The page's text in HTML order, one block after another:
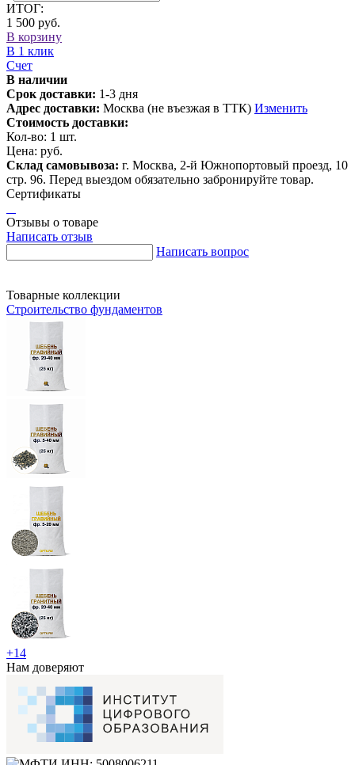
ИТОГ:
1 500 руб.
В корзину
В 1 клик
Счет
В наличии
Срок доставки: 1-3 дня
Адрес доставки: Москва (не въезжая в ТТК) Изменить
Стоимость доставки:
Кол-во: 1 шт.
Цена: руб.
Склад самовывоза: г. Москва, 2-й Южнопортовый проезд, 10
стр. 96. Перед выездом обязательно забронируйте товар.
Сертификаты
Отзывы о товаре
Написать отзыв
Написать вопрос
Товарные коллекции
Строительство фундаментов
+14
Нам доверяют